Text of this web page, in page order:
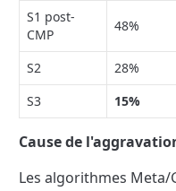
S1 post-
CMP
48%
S2 28%
S3
15%
Cause de
Les algorithmes